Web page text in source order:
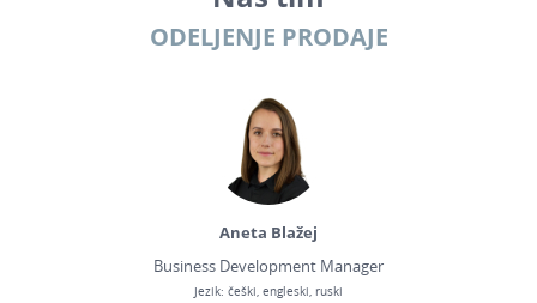
ODELJENJE PRODAJE
Aneta Blažej
Business Development Manager
Jezik: češki, engleski, ruski